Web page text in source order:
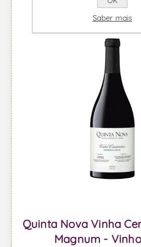
Quinta Nova Vinha
Magnum -
Saber mais